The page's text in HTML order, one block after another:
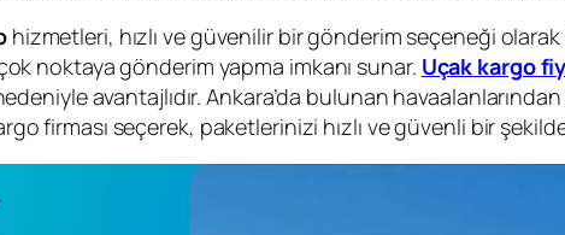
hizmetleri, hızlı ve güvenilir bir gönderim seçeneği
noktaya gönderim yapma imkanı sunar. Uçak kargo
avantajlıdır. Ankara’da bulunan
firması seçerek, paketlerinizi hızlı ve güvenli bir